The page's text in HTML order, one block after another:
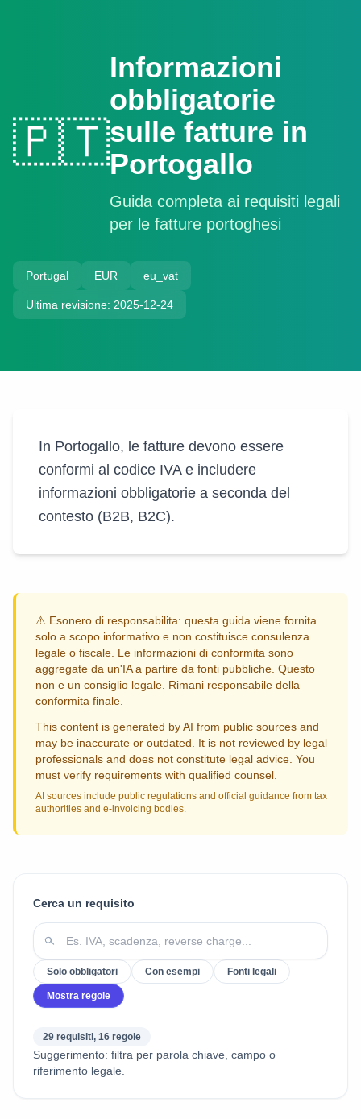
🇵🇹
Informazioni
obbligatorie
sulle fatture in
Portogallo
Guida completa ai requisiti legali
per le fatture portoghesi
Portugal EUR eu_vat
Ultima revisione: 2025-12-24
In Portogallo, le fatture devono essere
conformi al codice IVA e includere
informazioni obbligatorie a seconda del
contesto (B2B, B2C).
⚠️ Esonero di responsabilita: questa guida viene fornita
solo a scopo informativo e non costituisce consulenza
legale o fiscale. Le informazioni di conformita sono
aggregate da un'IA a partire da fonti pubbliche. Questo
non e un consiglio legale. Rimani responsabile della
conformita finale.
This content is generated by AI from public sources and
may be inaccurate or outdated. It is not reviewed by legal
professionals and does not constitute legal advice. You
must verify requirements with qualified counsel.
AI sources include public regulations and official guidance from tax
authorities and e-invoicing bodies.
Cerca un requisito
Solo obbligatori Con esempi Fonti legali
Mostra regole
29 requisiti, 16 regole
Suggerimento: filtra per parola chiave, campo o
riferimento legale.